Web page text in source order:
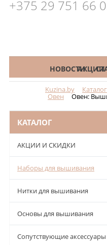
+375 29 751 66
КАТАЛОГНОВОСТИАКЦИИ
Kuzina.by Каталог
Овен Овен:
КАТАЛОГ
АКЦИИ И СКИДКИ
Наборы для вышивания
Нитки для вышивания
Основы для вышивания
Сопутствующие аксессуары